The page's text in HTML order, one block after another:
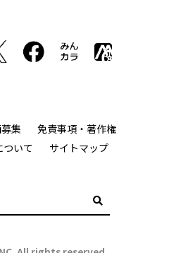
集
免責事項・著作権
ついて
サイトマップ